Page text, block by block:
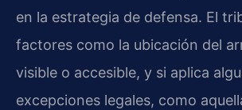
en la estrategia de defensa. El
factores como la ubicación del
visible o accesible, y si aplica
excepciones legales, como